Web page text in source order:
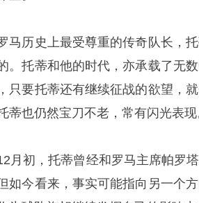
马历史上最受尊重的传奇队长，
。托蒂和他的时代，亦承载了无
只要托蒂还有继续征战的欲望，
蒂也仍然宝刀不老，常有闪光表现
月初，托蒂曾经和罗马主席帕罗
如今看来，事实可能指向另一个